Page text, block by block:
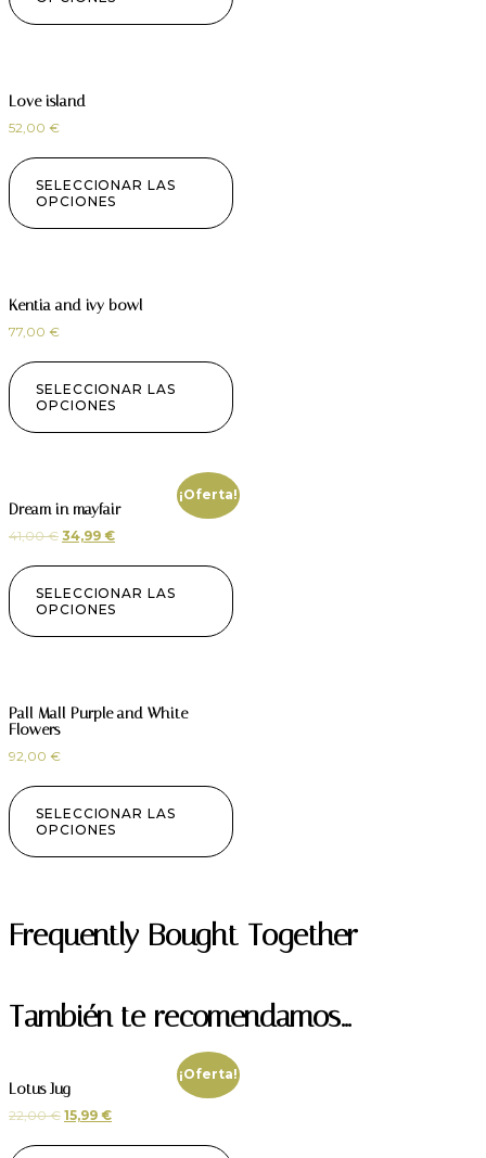
Love island
52,00 €
SELECCIONAR LAS
OPCIONES
Kentia and ivy bowl
77,00 €
SELECCIONAR LAS
OPCIONES
¡Oferta!
Dream in mayfair
41,00€ 34,99 €
SELECCIONAR LAS
OPCIONES
Pall Mall Purple and White
Flowers
92,00 €
SELECCIONAR LAS
OPCIONES
Frequently Bought Together
También te recomendamos…
¡Oferta!
Lotus Jug
22,00€ 15,99 €